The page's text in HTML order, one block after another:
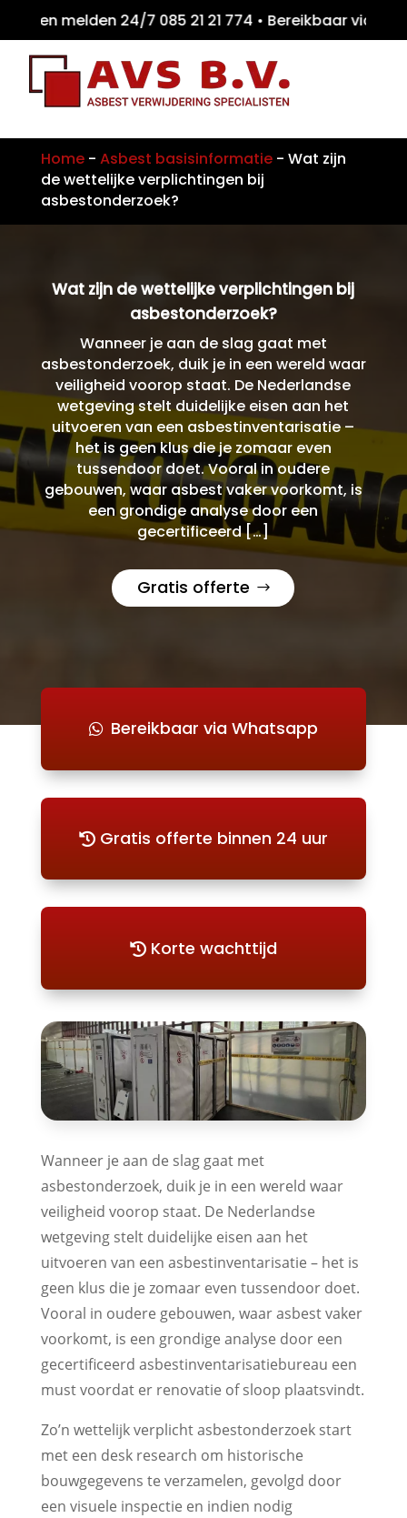
melden 24/7 085 21 21 774 •
Home- Asbest basisinformatie- Wat zijn
de wettelijke verplichtingen bij
asbestonderzoek?
Wat zijn de wettelijke verplichtingen bij
asbestonderzoek?
Wanneer je aan de slag gaat met
asbestonderzoek, duik je in een wereld waar
veiligheid voorop staat. De Nederlandse
wetgeving stelt duidelijke eisen aan het
uitvoeren van een asbestinventarisatie –
het is geen klus die je zomaar even
tussendoor doet. Vooral in oudere
gebouwen, waar asbest vaker voorkomt, is
een grondige analyse door een
gecertificeerd […]
Gratis offerte
Bereikbaar via Whatsapp
Gratis offerte binnen 24 uur
Korte wachttijd
Wanneer je aan de slag gaat met
asbestonderzoek, duik je in een wereld waar
veiligheid voorop staat. De Nederlandse
wetgeving stelt duidelijke eisen aan het
uitvoeren van een asbestinventarisatie – het is
geen klus die je zomaar even tussendoor doet.
Vooral in oudere gebouwen, waar asbest vaker
voorkomt, is een grondige analyse door een
gecertificeerd asbestinventarisatiebureau een
must voordat er renovatie of sloop plaatsvindt.
Zo’n wettelijk verplicht asbestonderzoek start
met een desk research om historische
bouwgegevens te verzamelen, gevolgd door
een visuele inspectie en indien nodig